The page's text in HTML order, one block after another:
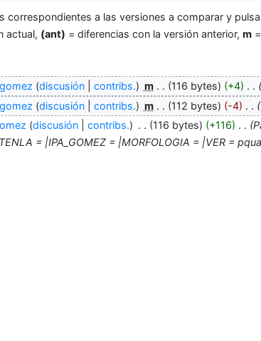
correspondientes a las versiones a comparar y
actual, (ant) = diferencias con la versión anterior, m
discusión contribs. m 116 bytes +4
discusión contribs. m 112 bytes -4
discusión contribs. 116 bytes +116
= |IPA_GOMEZ = |MORFOLOGIA = |VER =